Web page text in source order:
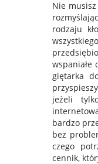
Nie
rodzaju
wspaniałe
giętarka
jeżeli
bardzo
bez
czego
cennik,